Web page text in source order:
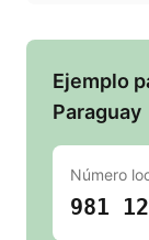
Ejemplo
Paraguay
Número
981